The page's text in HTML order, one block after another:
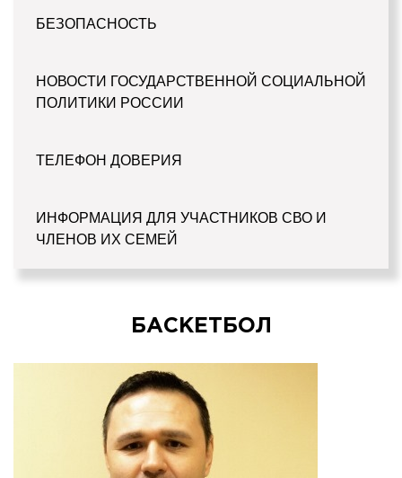
БЕЗОПАСНОСТЬ
НОВОСТИ ГОСУДАРСТВЕННОЙ СОЦИАЛЬНОЙ
ПОЛИТИКИ РОССИИ
ТЕЛЕФОН ДОВЕРИЯ
ИНФОРМАЦИЯ ДЛЯ УЧАСТНИКОВ СВО И
ЧЛЕНОВ ИХ СЕМЕЙ
БАСКЕТБОЛ